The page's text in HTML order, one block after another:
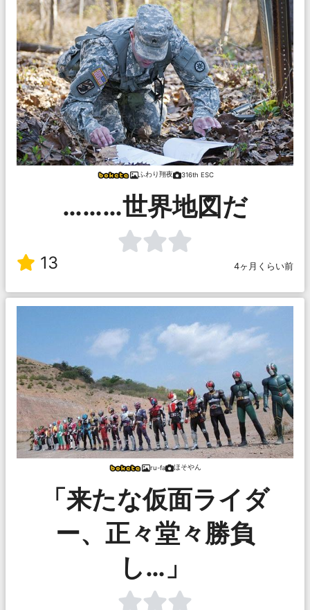
ふわり翔夜 316th ESC
………世界地図だ
13 4ヶ月くらい前
ru-fa ほそやん
「来たな仮面ライダ
ー、正々堂々勝負
し…」